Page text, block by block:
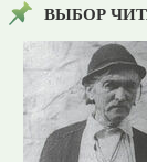
ВЫБОР